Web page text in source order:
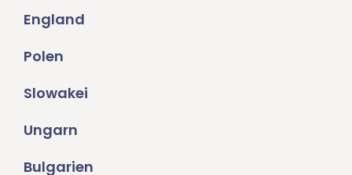
England
Polen
Slowakei
Ungarn
Bulgarien